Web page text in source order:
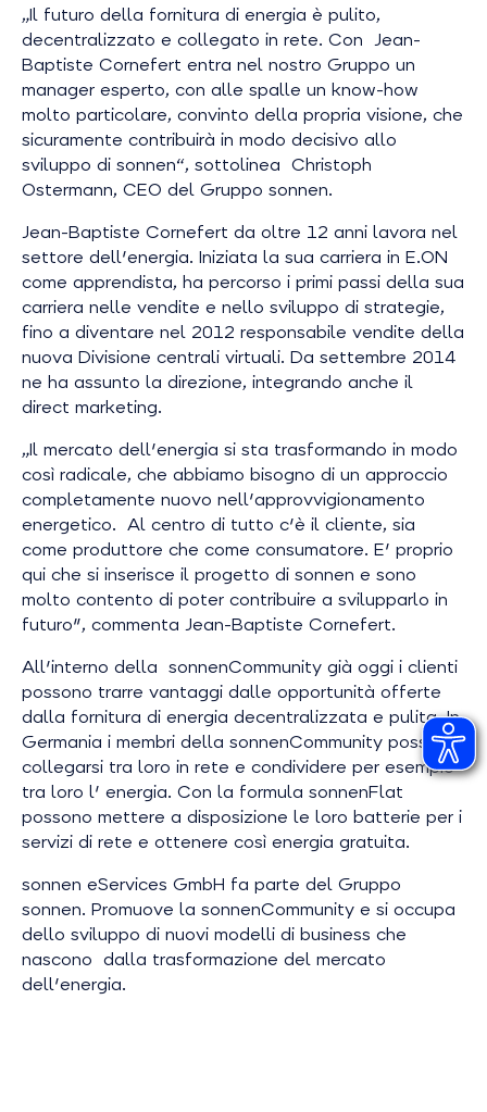
„Il futuro della fornitura di energia è pulito,
decentralizzato e collegato in rete. Con Jean-
Baptiste Cornefert entra nel nostro Gruppo un
manager esperto, con alle spalle un know-how
molto particolare, convinto della propria visione, che
sicuramente contribuirà in modo decisivo allo
sviluppo di sonnen“, sottolinea Christoph
Ostermann, CEO del Gruppo sonnen.
Jean-Baptiste Cornefert da oltre 12 anni lavora nel
settore dell'energia. Iniziata la sua carriera in E.ON
come apprendista, ha percorso i primi passi della sua
carriera nelle vendite e nello sviluppo di strategie,
fino a diventare nel 2012 responsabile vendite della
nuova Divisione centrali virtuali. Da settembre 2014
ne ha assunto la direzione, integrando anche il
direct marketing.
„Il mercato dell'energia si sta trasformando in modo
così radicale, che abbiamo bisogno di un approccio
completamente nuovo nell'approvvigionamento
energetico. Al centro di tutto c'è il cliente, sia
come produttore che come consumatore. E' proprio
qui che si inserisce il progetto di sonnen e sono
molto contento di poter contribuire a svilupparlo in
futuro", commenta Jean-Baptiste Cornefert.
All'interno della sonnenCommunity già oggi i clienti
possono trarre vantaggi dalle opportunità offerte
dalla fornitura di energia decentralizzata e pulita. In
Germania i membri della sonnenCommunity possono
collegarsi tra loro in rete e condividere per esempio
tra loro l' energia. Con la formula sonnenFlat
possono mettere a disposizione le loro batterie per i
servizi di rete e ottenere così energia gratuita.
sonnen eServices GmbH fa parte del Gruppo
sonnen. Promuove la sonnenCommunity e si occupa
dello sviluppo di nuovi modelli di business che
nascono dalla trasformazione del mercato
dell'energia.